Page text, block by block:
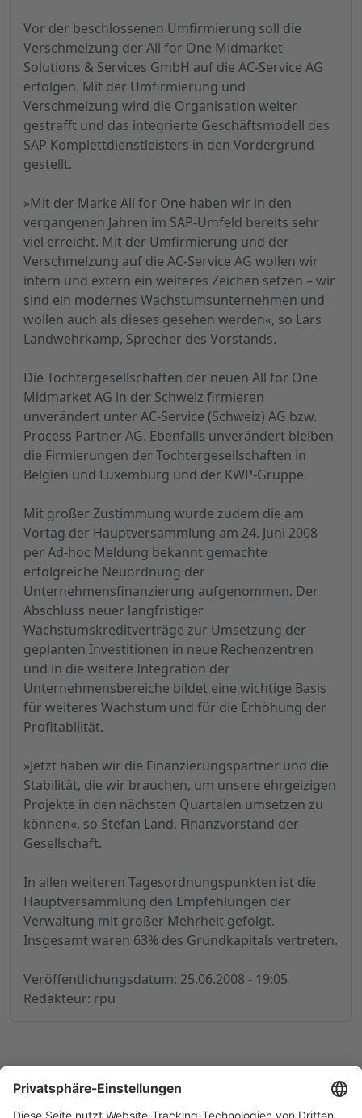
Vor der beschlossenen Umfirmierung soll die
Verschmelzung der All for One Midmarket
Solutions & Services GmbH auf die AC-Service AG
erfolgen. Mit der Umfirmierung und
Verschmelzung wird die Organisation weiter
gestrafft und das integrierte Geschäftsmodell des
SAP Komplettdienstleisters in den Vordergrund
gestellt.
»Mit der Marke All for One haben wir in den
vergangenen Jahren im SAP-Umfeld bereits sehr
viel erreicht. Mit der Umfirmierung und der
Verschmelzung auf die AC-Service AG wollen wir
intern und extern ein weiteres Zeichen setzen – wir
sind ein modernes Wachstumsunternehmen und
wollen auch als dieses gesehen werden«, so Lars
Landwehrkamp, Sprecher des Vorstands.
Die Tochtergesellschaften der neuen All for One
Midmarket AG in der Schweiz firmieren
unverändert unter AC-Service (Schweiz) AG bzw.
Process Partner AG. Ebenfalls unverändert bleiben
die Firmierungen der Tochtergesellschaften in
Belgien und Luxemburg und der KWP-Gruppe.
Mit großer Zustimmung wurde zudem die am
Vortag der Hauptversammlung am 24. Juni 2008
per Ad-hoc Meldung bekannt gemachte
erfolgreiche Neuordnung der
Unternehmensfinanzierung aufgenommen. Der
Abschluss neuer langfristiger
Wachstumskreditverträge zur Umsetzung der
geplanten Investitionen in neue Rechenzentren
und in die weitere Integration der
Unternehmensbereiche bildet eine wichtige Basis
für weiteres Wachstum und für die Erhöhung der
Profitabilität.
»Jetzt haben wir die Finanzierungspartner und die
Stabilität, die wir brauchen, um unsere ehrgeizigen
Projekte in den nächsten Quartalen umsetzen zu
können«, so Stefan Land, Finanzvorstand der
Gesellschaft.
In allen weiteren Tagesordnungspunkten ist die
Hauptversammlung den Empfehlungen der
Verwaltung mit großer Mehrheit gefolgt.
Insgesamt waren 63% des Grundkapitals vertreten.
Veröffentlichungsdatum: 25.06.2008 - 19:05
Redakteur: rpu
© 1998-2026by GSC Research GmbH